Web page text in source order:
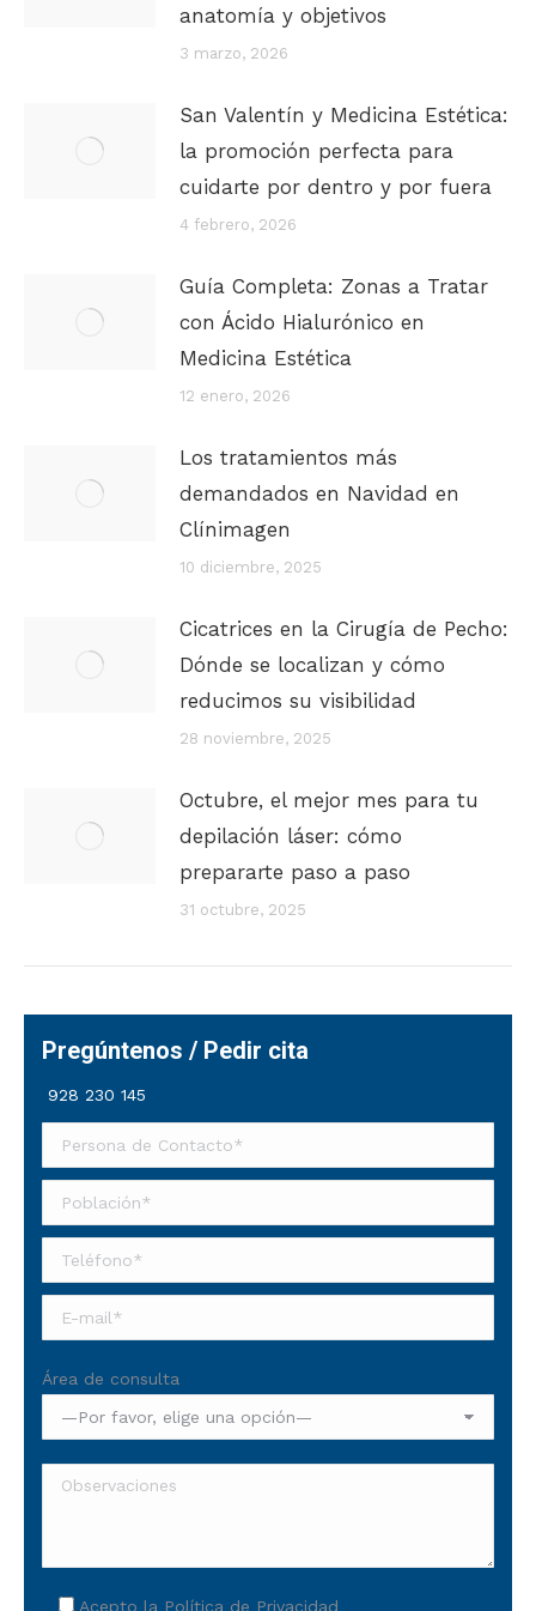
anatomía y objetivos
3 marzo, 2026
San Valentín y Medicina Estética:
la promoción perfecta para
cuidarte por dentro y por fuera
4 febrero, 2026
Guía Completa: Zonas a Tratar
con Ácido Hialurónico en
Medicina Estética
12 enero, 2026
Los tratamientos más
demandados en Navidad en
Clínimagen
10 diciembre, 2025
Cicatrices en la Cirugía de Pecho:
Dónde se localizan y cómo
reducimos su visibilidad
28 noviembre, 2025
Octubre, el mejor mes para tu
depilación láser: cómo
prepararte paso a paso
31 octubre, 2025
Pregúntenos / Pedir cita
928 230 145
Área de consulta
Acepto la Política de Privacidad